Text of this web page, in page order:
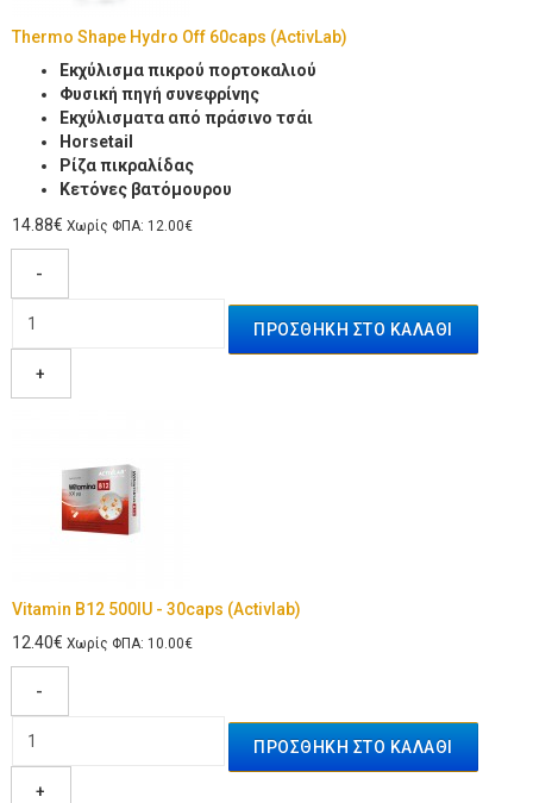
Thermo Shape Hydro Off 60caps (ActivLab)
Εκχύλισμα πικρού πορτοκαλιού
Φυσική πηγή συνεφρίνης
Εκχύλισματα από πράσινο τσάι
Ηorsetail
Ρίζα πικραλίδας
Κετόνες βατόμουρου
14.88€ Χωρίς ΦΠΑ: 12.00€
-
+
Vitamin B12 500IU - 30caps (Activlab)
12.40€ Χωρίς ΦΠΑ: 10.00€
-
+